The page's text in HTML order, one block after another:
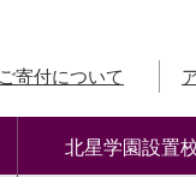
ご寄付について
北星学園設置